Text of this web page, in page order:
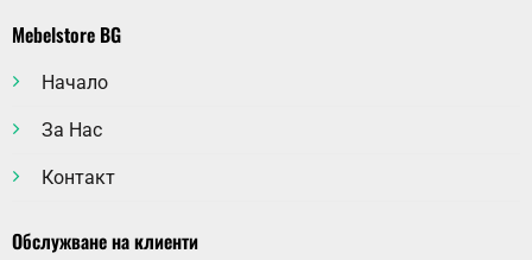
Mebelstore BG
Начало
За Нас
Контакт
Обслужване на клиенти